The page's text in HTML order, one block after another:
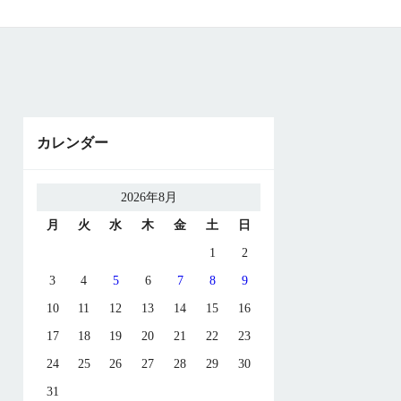
カレンダー
2026年8月
月 火 水 木 金 土 日
1 2
3 4 5 6 7 8 9
10 11 12 13 14 15 16
17 18 19 20 21 22 23
24 25 26 27 28 29 30
31